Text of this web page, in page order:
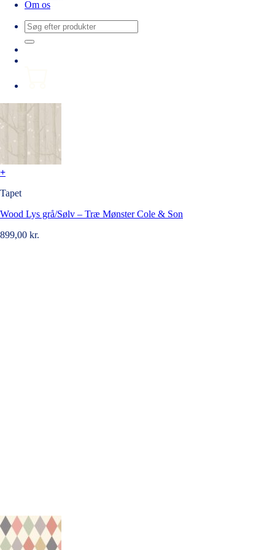
Om os
Søg
efter:
+
Tapet
Wood Lys grå/Sølv – Træ Mønster Cole & Son
899,00 kr.